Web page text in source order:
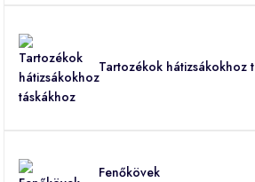
Tartozékok hátizsákokhoz
Fenőkövek